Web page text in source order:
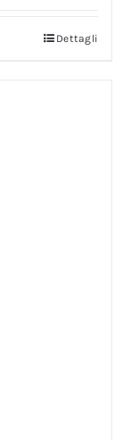
Dettagli